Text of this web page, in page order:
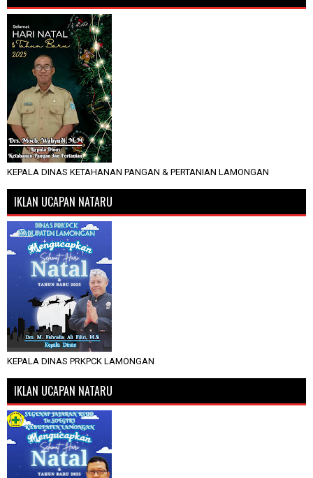
KEPALA DINAS KETAHANAN PANGAN & PERTANIAN LAMONGAN
IKLAN UCAPAN NATARU
KEPALA DINAS PRKPCK LAMONGAN
IKLAN UCAPAN NATARU